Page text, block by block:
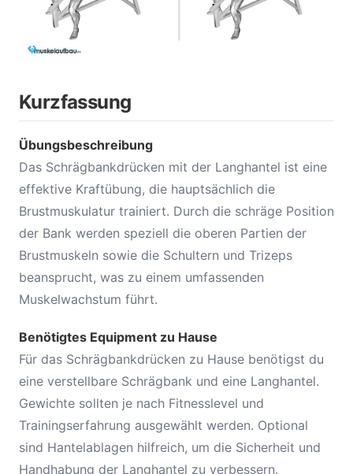
Kurzfassung
Übungsbeschreibung
Das Schrägbankdrücken mit der Langhantel ist eine
effektive Kraftübung, die hauptsächlich die
Brustmuskulatur trainiert. Durch die schräge Position
der Bank werden speziell die oberen Partien der
Brustmuskeln sowie die Schultern und Trizeps
beansprucht, was zu einem umfassenden
Muskelwachstum führt.
Benötigtes Equipment zu Hause
Für das Schrägbankdrücken zu Hause benötigst du
eine verstellbare Schrägbank und eine Langhantel.
Gewichte sollten je nach Fitnesslevel und
Trainingserfahrung ausgewählt werden. Optional
sind Hantelablagen hilfreich, um die Sicherheit und
Handhabung der Langhantel zu verbessern.